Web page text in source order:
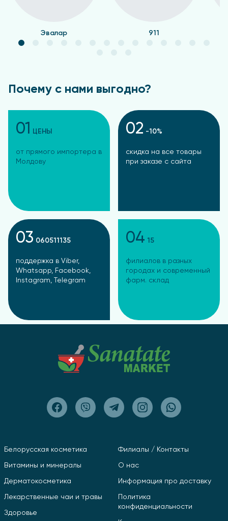
Эвалар 911
Почему с нами выгодно?
01 ЦЕНЫ
от прямого импортера в
Молдову
02 -10%
скидка на все товары
при заказе с сайта
03 060511135
поддержка в Viber,
Whatsapp, Facebook,
Instagram, Telegram
04 15
филиалов в разных
городах и современный
фарм. склад
Белорусская косметика
Витамины и минералы
Дерматокосметика
Лекарственные чаи и травы
Здоровье
Филиалы / Контакты
О нас
Информация про доставку
Политика
конфиденциальности